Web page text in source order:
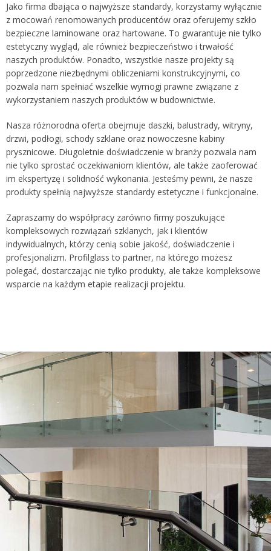
Jako firma dbająca o najwyższe standardy, korzystamy wyłącznie
z mocowań renomowanych producentów oraz oferujemy szkło
bezpieczne laminowane oraz hartowane. To gwarantuje nie tylko
estetyczny wygląd, ale również bezpieczeństwo i trwałość
naszych produktów. Ponadto, wszystkie nasze projekty są
poprzedzone niezbędnymi obliczeniami konstrukcyjnymi, co
pozwala nam spełniać wszelkie wymogi prawne związane z
wykorzystaniem naszych produktów w budownictwie.
Nasza różnorodna oferta obejmuje daszki, balustrady, witryny,
drzwi, podłogi, schody szklane oraz nowoczesne kabiny
prysznicowe. Długoletnie doświadczenie w branży pozwala nam
nie tylko sprostać oczekiwaniom klientów, ale także zaoferować
im ekspertyzę i solidność wykonania. Jesteśmy pewni, że nasze
produkty spełnią najwyższe standardy estetyczne i funkcjonalne.
Zapraszamy do współpracy zarówno firmy poszukujące
kompleksowych rozwiązań szklanych, jak i klientów
indywidualnych, którzy cenią sobie jakość, doświadczenie i
profesjonalizm. Profilglass to partner, na którego możesz
polegać, dostarczając nie tylko produkty, ale także kompleksowe
wsparcie na każdym etapie realizacji projektu.